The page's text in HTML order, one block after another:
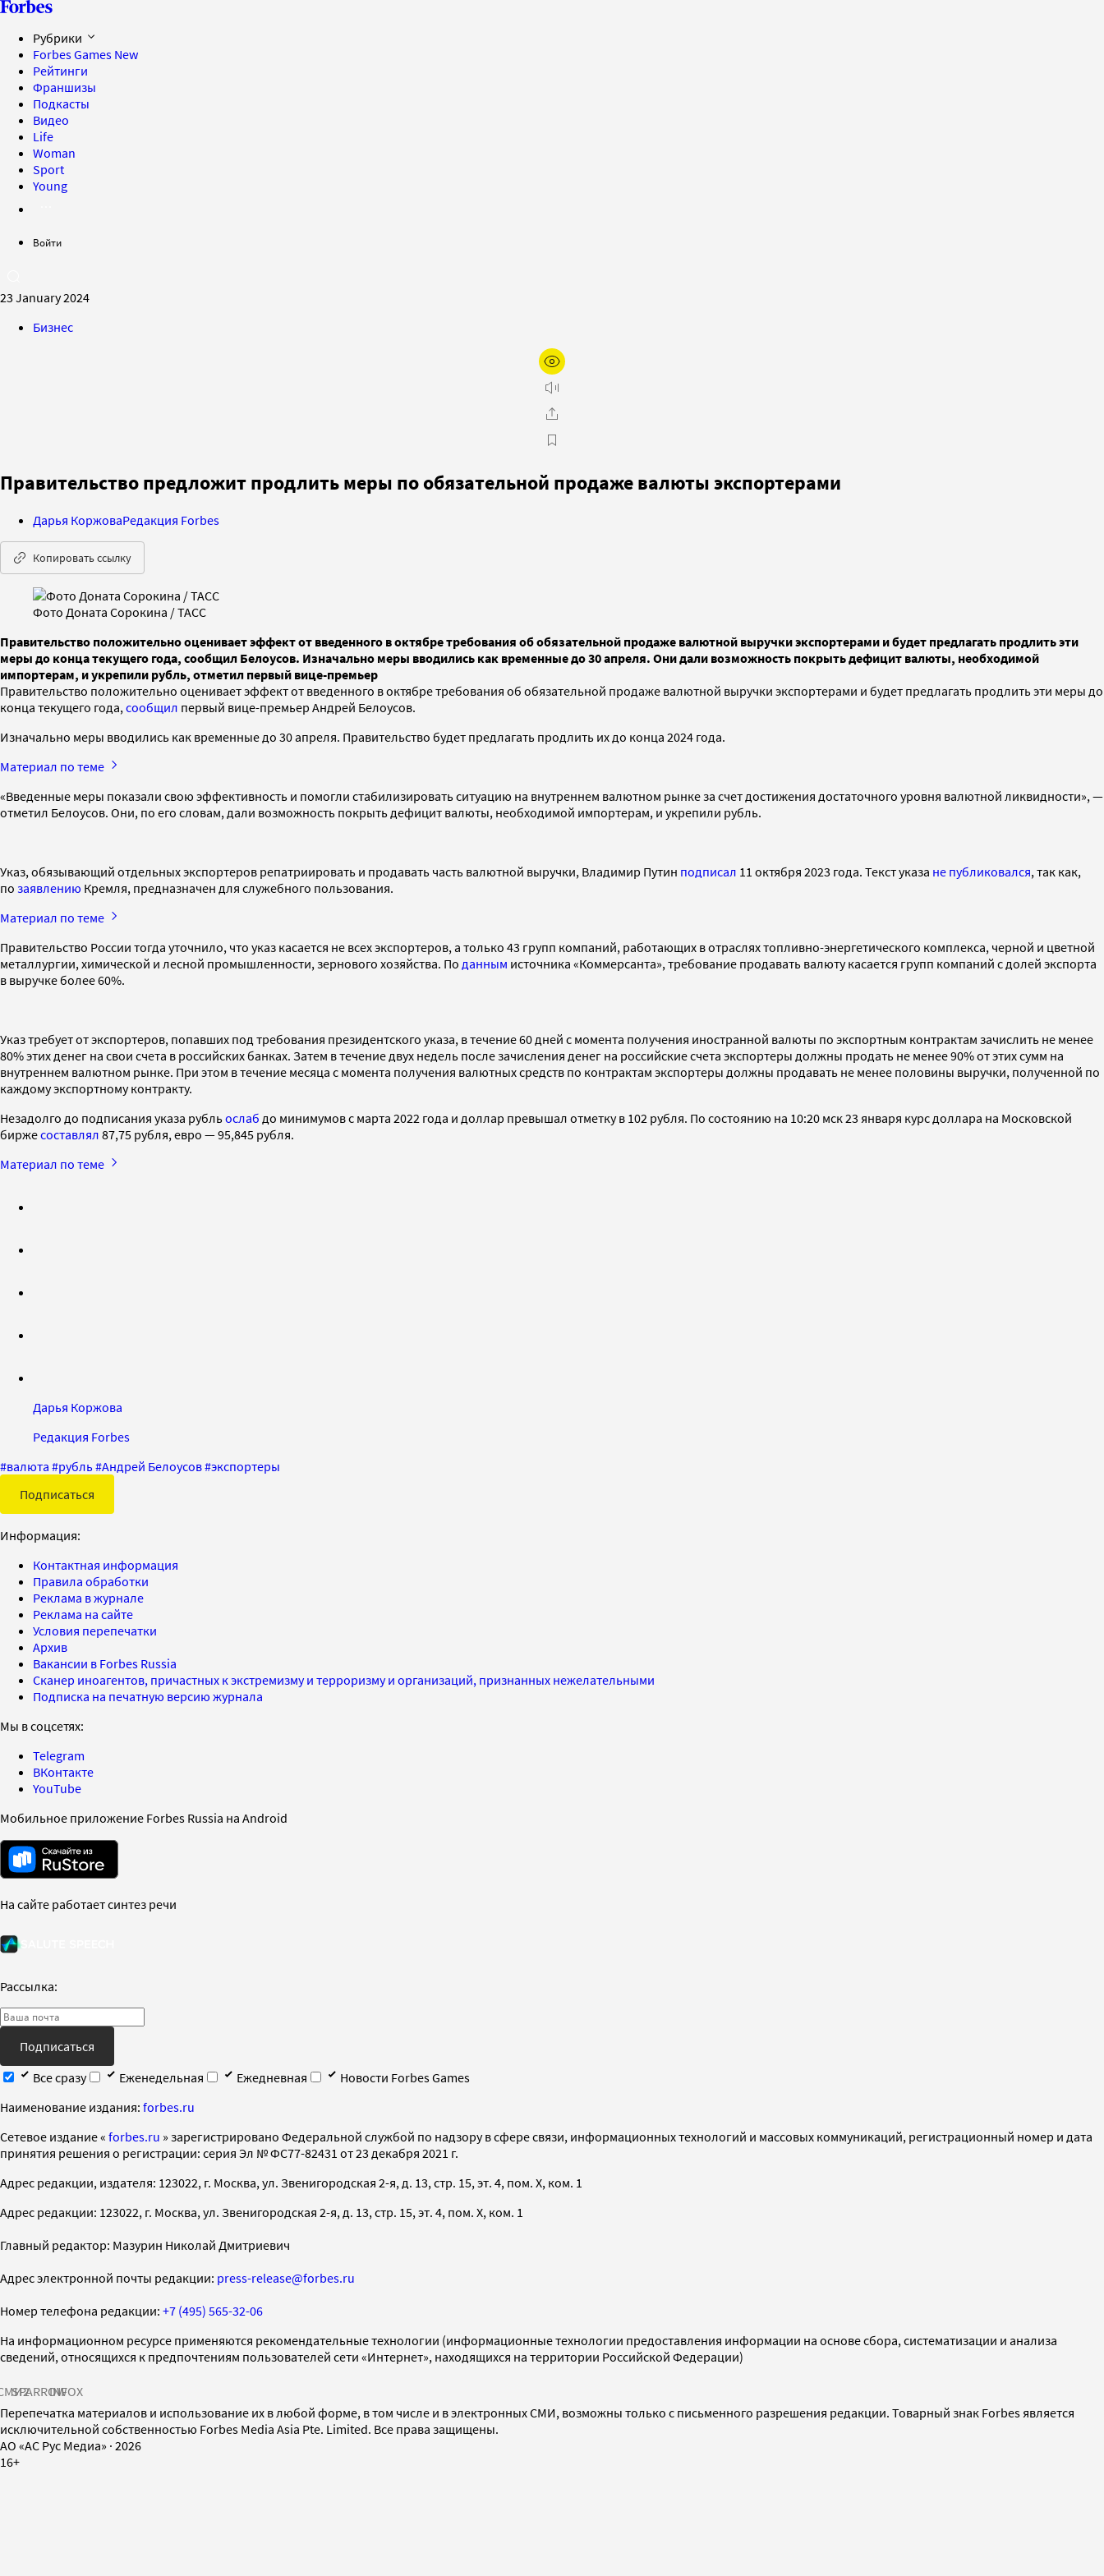
Рубрики
Forbes Games New
Рейтинги
Франшизы
Подкасты
Видео
Life
Woman
Sport
Young
Войти
23 January 2024
Бизнес
Правительство предложит продлить меры по обязательной продаже валюты экспортерами
Дарья КоржоваРедакция Forbes
Копировать ссылку
Фото Доната Сорокина / ТАСС
Правительство положительно оценивает эффект от введенного в октябре требования об обязательной продаже валютной выручки экспортерами и будет предлагать продлить эти
меры до конца текущего года, сообщил Белоусов. Изначально меры вводились как временные до 30 апреля. Они дали возможность покрыть дефицит валюты, необходимой
импортерам, и укрепили рубль, отметил первый вице-премьер
Правительство положительно оценивает эффект от введенного в октябре требования об обязательной продаже валютной выручки экспортерами и будет предлагать продлить эти меры до
конца текущего года, сообщил первый вице-премьер Андрей Белоусов.
Изначально меры вводились как временные до 30 апреля. Правительство будет предлагать продлить их до конца 2024 года.
Материал по теме
«Введенные меры показали свою эффективность и помогли стабилизировать ситуацию на внутреннем валютном рынке за счет достижения достаточного уровня валютной ликвидности», —
отметил Белоусов. Они, по его словам, дали возможность покрыть дефицит валюты, необходимой импортерам, и укрепили рубль.
Указ, обязывающий отдельных экспортеров репатриировать и продавать часть валютной выручки, Владимир Путин подписал 11 октября 2023 года. Текст указа не публиковался, так как,
по заявлению Кремля, предназначен для служебного пользования.
Материал по теме
Правительство России тогда уточнило, что указ касается не всех экспортеров, а только 43 групп компаний, работающих в отраслях топливно-энергетического комплекса, черной и цветной
металлургии, химической и лесной промышленности, зернового хозяйства. По данным источника «Коммерсанта», требование продавать валюту касается групп компаний с долей экспорта
в выручке более 60%.
Указ требует от экспортеров, попавших под требования президентского указа, в течение 60 дней с момента получения иностранной валюты по экспортным контрактам зачислить не менее
80% этих денег на свои счета в российских банках. Затем в течение двух недель после зачисления денег на российские счета экспортеры должны продать не менее 90% от этих сумм на
внутреннем валютном рынке. При этом в течение месяца с момента получения валютных средств по контрактам экспортеры должны продавать не менее половины выручки, полученной по
каждому экспортному контракту.
Незадолго до подписания указа рубльослаб до минимумов с марта 2022 года и доллар превышал отметку в 102 рубля. По состоянию на 10:20 мск 23 января курс доллара на Московской
биржесоставлял 87,75 рубля, евро — 95,845 рубля.
Материал по теме
Дарья Коржова
Редакция Forbes
#валюта #рубль#Андрей Белоусов#экспортеры
Подписаться
Информация:
Контактная информация
Правила обработки
Реклама в журнале
Реклама на сайте
Условия перепечатки
Архив
Вакансии в Forbes Russia
Сканер иноагентов, причастных к экстремизму и терроризму и организаций, признанных нежелательными
Подписка на печатную версию журнала
Мы в соцсетях:
Telegram
ВКонтакте
YouTube
Мобильное приложение Forbes Russia на Android
На сайте работает синтез речи
Рассылка:
Подписаться
Все сразу
Еженедельная Ежедневная
Новости Forbes Games
Наименование издания: forbes.ru
Cетевое издание « forbes.ru » зарегистрировано Федеральной службой по надзору в сфере связи, информационных технологий и массовых коммуникаций, регистрационный номер и дата
принятия решения о регистрации: серия Эл № ФС77-82431 от 23 декабря 2021 г.
Адрес редакции, издателя: 123022, г. Москва, ул. Звенигородская 2-я, д. 13, стр. 15, эт. 4, пом. X, ком. 1
Адрес редакции: 123022, г. Москва, ул. Звенигородская 2-я, д. 13, стр. 15, эт. 4, пом. X, ком. 1
Главный редактор: Мазурин Николай Дмитриевич
Адрес электронной почты редакции: press-release@forbes.ru
Номер телефона редакции: +7 (495) 565-32-06
На информационном ресурсе применяются рекомендательные технологии (информационные технологии предоставления информации на основе сбора, систематизации и анализа
сведений, относящихся к предпочтениям пользователей сети «Интернет», находящихся на территории Российской Федерации)
SPARROWINFOX
Перепечатка материалов и использование их в любой форме, в том числе и в электронных СМИ, возможны только с письменного разрешения редакции. Товарный знак Forbes является
исключительной собственностью Forbes Media Asia Pte. Limited. Все права защищены.
AO «АС Рус Медиа» · 2026
16+